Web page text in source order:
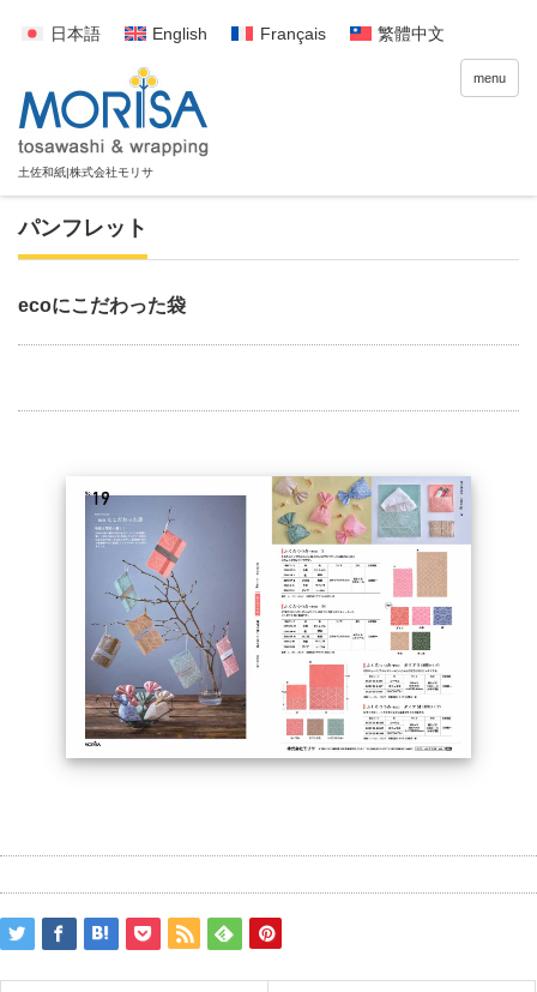
日本語 English Français 繁體中文
menu
パンフレット
ecoにこだわった袋